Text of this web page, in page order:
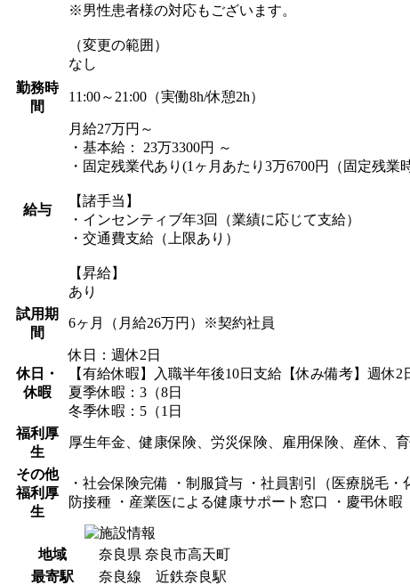
※男性患者様の対応もございます。
（変更の範囲）
なし
勤務時
間
11:00～21:00（実働8h/休憩2h）
給与
月給27万円～
・基本給： 23万3300円 ～
・固定残業代あり(1ヶ月あたり3万6700円（固定残業
【諸手当】
・インセンティブ年3回（業績に応じて支給）
・交通費支給（上限あり）
【昇給】
あり
試用期
間
6ヶ月（月給26万円）※契約社員
休日・
休暇
休日：週休2日
【有給休暇】入職半年後10日支給【休み備考】週休
夏季休暇：3（8日
冬季休暇：5（1日
福利厚
生
厚生年金、健康保険、労災保険、雇用保険、産休、
その他
福利厚
生
・社会保険完備 ・制服貸与 ・社員割引（医療脱毛
防接種 ・産業医による健康サポート窓口 ・慶弔休
地域
奈良県 奈良市高天町
最寄駅
奈良線 近鉄奈良駅